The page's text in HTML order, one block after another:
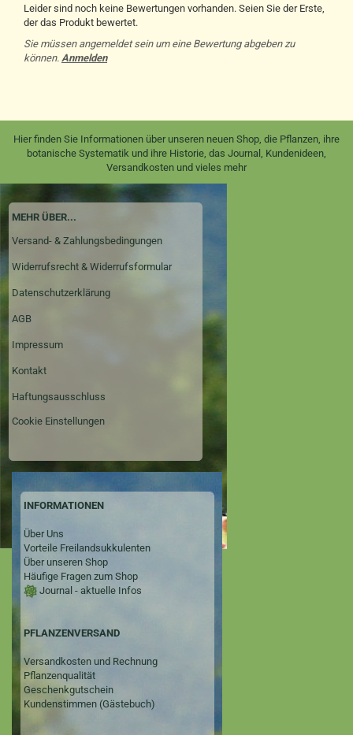
Leider sind noch keine Bewertungen vorhanden. Seien Sie der Erste,
der das Produkt bewertet.
Sie müssen angemeldet sein um eine Bewertung abgeben zu
können. Anmelden
Hier finden Sie Informationen über unseren neuen Shop, die Pflanzen, ihre
botanische Systematik und ihre Historie, das Journal, Kundenideen,
Versandkosten und vieles mehr
MEHR ÜBER...
Versand- & Zahlungsbedingungen
Widerrufsrecht & Widerrufsformular
Datenschutzerklärung
AGB
Impressum
Kontakt
Haftungsausschluss
Cookie Einstellungen
INFORMATIONEN
Über Uns
Vorteile Freilandsukkulenten
Über unseren Shop
Häufige Fragen zum Shop
Journal - aktuelle Infos
PFLANZENVERSAND
Versandkosten und Rechnung
Pflanzenqualität
Geschenkgutschein
Kundenstimmen (Gästebuch)